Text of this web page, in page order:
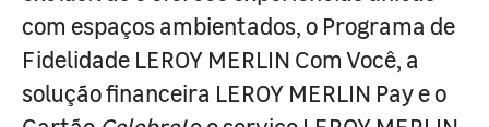
com espaços ambientados, o Programa de
Fidelidade LEROY MERLIN Com Você, a
solução financeira LEROY MERLIN Pay e o